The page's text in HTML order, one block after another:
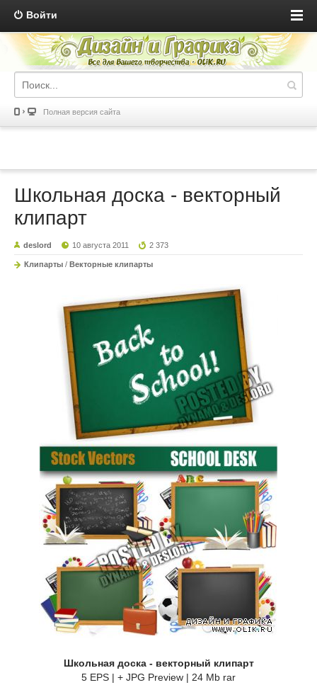
Войти
Полная версия сайта
Школьная доска - векторный
клипарт
deslord 10 августа 2011 2 373
Клипарты / Векторные клипарты
Школьная доска - векторный клипарт
5 EPS | + JPG Preview | 24 Mb rar